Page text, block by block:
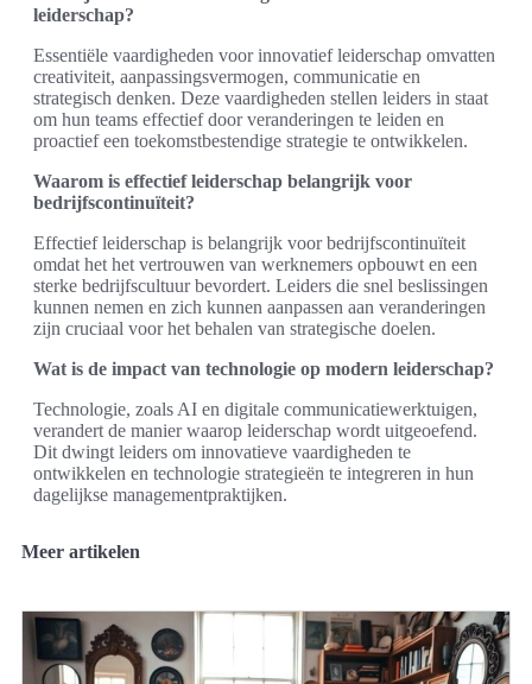
leiderschap?
Essentiële vaardigheden voor innovatief leiderschap omvatten
creativiteit, aanpassingsvermogen, communicatie en
strategisch denken. Deze vaardigheden stellen leiders in staat
om hun teams effectief door veranderingen te leiden en
proactief een toekomstbestendige strategie te ontwikkelen.
Waarom is effectief leiderschap belangrijk voor
bedrijfscontinuïteit?
Effectief leiderschap is belangrijk voor bedrijfscontinuïteit
omdat het het vertrouwen van werknemers opbouwt en een
sterke bedrijfscultuur bevordert. Leiders die snel beslissingen
kunnen nemen en zich kunnen aanpassen aan veranderingen
zijn cruciaal voor het behalen van strategische doelen.
Wat is de impact van technologie op modern leiderschap?
Technologie, zoals AI en digitale communicatiewerktuigen,
verandert de manier waarop leiderschap wordt uitgeoefend.
Dit dwingt leiders om innovatieve vaardigheden te
ontwikkelen en technologie strategieën te integreren in hun
dagelijkse managementpraktijken.
Meer artikelen